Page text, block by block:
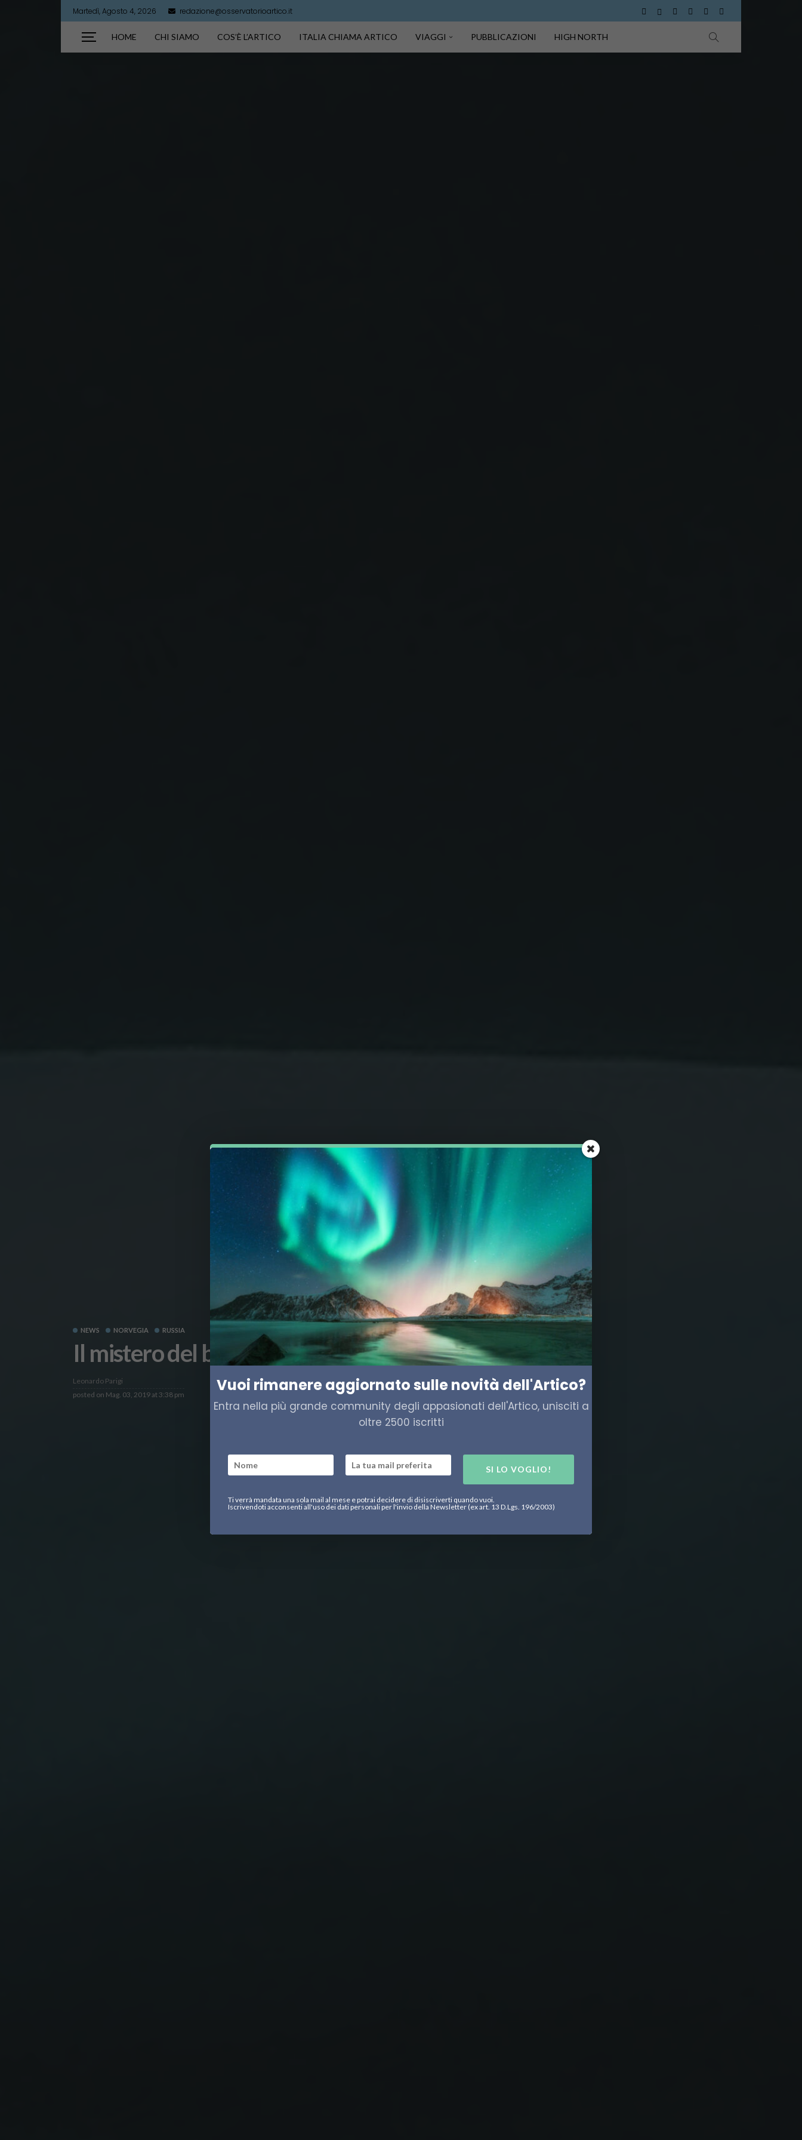
Martedì, Agosto 4, 2026 redazione@osservatorioartico.it
HOME CHI SIAMO COS’È L’ARTICO ITALIA CHIAMA ARTICO VIAGGI PUBBLICAZIONI HIGH NORTH
NEWS NORVEGIA RUSSIA
Il mistero del beluga-spia nelle acque norvegesi
Leonardo Parigi
posted on Mag. 03, 2019 at 3:38 pm Vuoi rimanere aggiornato sulle novità dell'Artico?
Entra nella più grande community degli appasionati dell'Artico, unisciti a
oltre 2500 iscritti
SI LO VOGLIO!
Ti verrà mandata una sola mail al mese e potrai decidere di disiscriverti quando vuoi.
Iscrivendoti acconsenti all'uso dei dati personali per l'invio della Newsletter (ex art. 13 D.Lgs. 196/2003)